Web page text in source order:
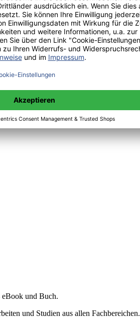
und Buch.
und Studien aus allen Fachbereichen.